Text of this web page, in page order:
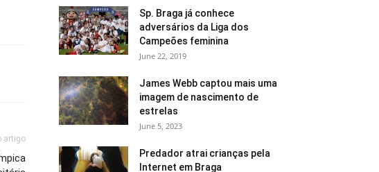
artigo
Sp. Braga já conhece
adversários da Liga dos
Campeões feminina
June 22, 2019
James Webb captou mais uma
imagem de nascimento de
estrelas
June 5, 2023
Predador atrai crianças pela
Internet em Braga